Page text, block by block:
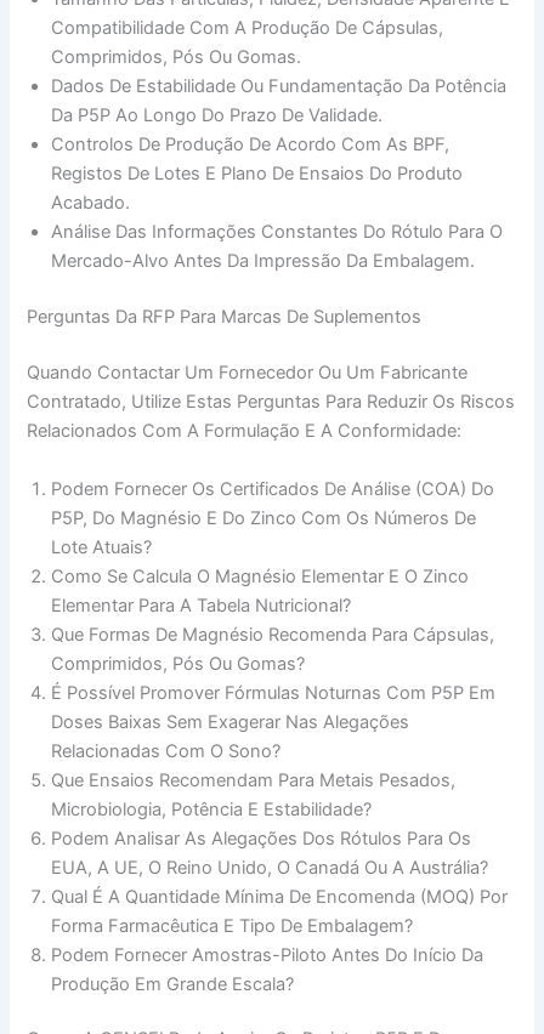
Compatibilidade Com A Produção De Cápsulas,
Comprimidos, Pós Ou Gomas.
Dados De Estabilidade Ou Fundamentação Da Potência
Da P5P Ao Longo Do Prazo De Validade.
Controlos De Produção De Acordo Com As BPF,
Registos De Lotes E Plano De Ensaios Do Produto
Acabado.
Análise Das Informações Constantes Do Rótulo Para O
Mercado-Alvo Antes Da Impressão Da Embalagem.
Perguntas Da RFP Para Marcas De Suplementos
Quando Contactar Um Fornecedor Ou Um Fabricante
Contratado, Utilize Estas Perguntas Para Reduzir Os Riscos
Relacionados Com A Formulação E A Conformidade:
Podem Fornecer Os Certificados De Análise (COA) Do
P5P, Do Magnésio E Do Zinco Com Os Números De
Lote Atuais?
Como Se Calcula O Magnésio Elementar E O Zinco
Elementar Para A Tabela Nutricional?
Que Formas De Magnésio Recomenda Para Cápsulas,
Comprimidos, Pós Ou Gomas?
É Possível Promover Fórmulas Noturnas Com P5P Em
Doses Baixas Sem Exagerar Nas Alegações
Relacionadas Com O Sono?
Que Ensaios Recomendam Para Metais Pesados,
Microbiologia, Potência E Estabilidade?
Podem Analisar As Alegações Dos Rótulos Para Os
EUA, A UE, O Reino Unido, O Canadá Ou A Austrália?
Qual É A Quantidade Mínima De Encomenda (MOQ) Por
Forma Farmacêutica E Tipo De Embalagem?
Podem Fornecer Amostras-Piloto Antes Do Início Da
Produção Em Grande Escala?